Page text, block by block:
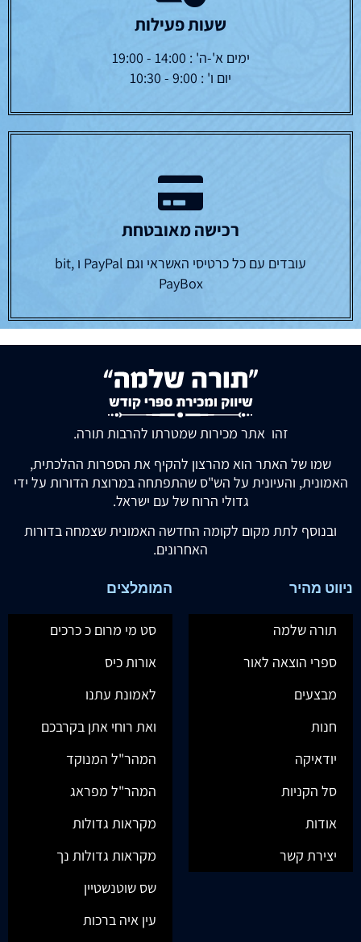
שעות פעילות
ימים א'-ה' : 14:00 - 19:00
יום ו' : 9:00 - 10:30
רכישה מאובטחת
עובדים עם כל כרטיסי האשראי וגם PayPal ו bit,
PayBox
זהו אתר מכירות שמטרתו להרבות תורה.
שמו של האתר הוא מהרצון להקיף את הספרות ההלכתית,
האמונית, והעיונית על הש"ס שהתפתחה במרוצת הדורות על ידי
גדולי הרוח של עם ישראל.
ובנוסף לתת מקום לקומה החדשה האמונית שצמחה בדורות
האחרונים.
ניווט מהיר
תורה שלמה
ספרי הוצאה לאור
מבצעים
חנות
יודאיקה
סל הקניות
אודות
יצירת קשר
המומלצים
סט מי מרום כ כרכים
אורות כיס
לאמונת עתנו
ואת רוחי אתן בקרבכם
המהר"ל המנוקד
המהר"ל מפראג
מקראות גדולות
מקראות גדולות נך
שס שוטנשטיין
עין איה ברכות